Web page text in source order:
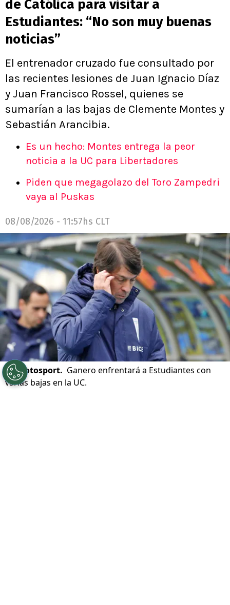
de Católica para visitar a
Estudiantes: “No son muy buenas
noticias”
El entrenador cruzado fue consultado por
las recientes lesiones de Juan Ignacio Díaz
y Juan Francisco Rossel, quienes se
sumarían a las bajas de Clemente Montes y
Sebastián Arancibia.
Es un hecho: Montes entrega la peor
noticia a la UC para Libertadores
Piden que megagolazo del Toro Zampedri
vaya al Puskas
08/08/2026 - 11:57hs CLT
©Photosport. Ganero enfrentará a Estudiantes con
varias bajas en la UC.